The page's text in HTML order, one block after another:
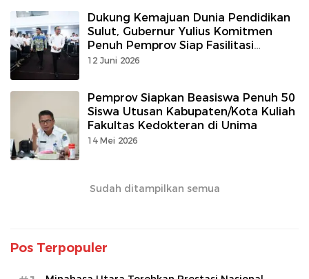
Dukung Kemajuan Dunia Pendidikan
Sulut, Gubernur Yulius Komitmen
Penuh Pemprov Siap Fasilitasi
Fakultas Kedokteran Unima
12 Juni 2026
Pemprov Siapkan Beasiswa Penuh 50
Siswa Utusan Kabupaten/Kota Kuliah
Fakultas Kedokteran di Unima
14 Mei 2026
Sudah ditampilkan semua
Pos Terpopuler